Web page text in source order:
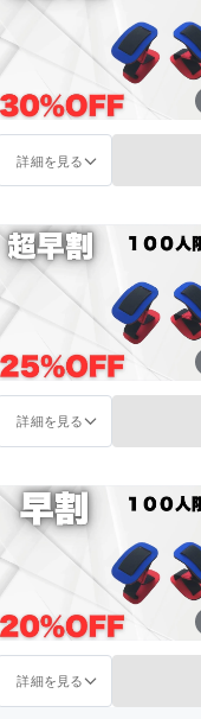
詳細を見る
詳細を見る
詳細を見る